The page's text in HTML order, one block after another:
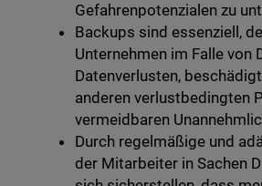
Gefahrenpotenzialen zu
Backups sind essenziell,
Unternehmen im Falle von
Datenverlusten,
anderen verlustbedingten
vermeidbaren
Durch regelmäßige und
der Mitarbeiter in Sachen